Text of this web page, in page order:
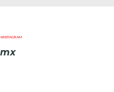
INSTAGRAM